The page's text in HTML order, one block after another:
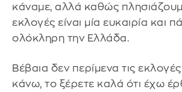
κάναμε, αλλά καθώς
εκλογές είναι μία ευκαιρία και
ολόκληρη την Ελλάδα.
Βέβαια δεν περίμενα τις
κάνω, το ξέρετε καλά ότι έχω